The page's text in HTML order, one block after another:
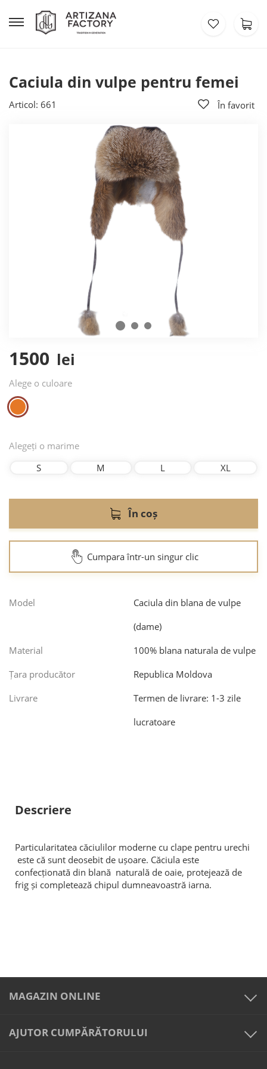
Caciula din vulpe pentru femei
Articol: 661 În favorit
1500 lei
Alege o culoare
Alegeți o marime
S
M L XL
În coș
Cumpara într-un singur clic
Model
Caciula din blana de vulpe
(dame)
Material
100% blana naturala de vulpe
Țara producător
Republica Moldova
Livrare
Termen de livrare: 1-3 zile
lucratoare
Descriere
Particularitatea căciulilor moderne cu clape pentru urechi
este că sunt deosebit de ușoare. Căciula este
confecționată din blană naturală de oaie, protejează de
frig și completează chipul dumneavoastră iarna.
MAGAZIN ONLINE
AJUTOR CUMPĂRĂTORULUI